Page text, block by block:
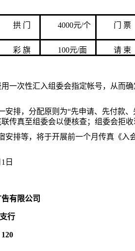
拱 门 4000元/个 门 票
彩 旗 100元/面 请 柬
一次性汇入组委会指定帐号，从而
安排，分配原则为“先申请、先付款
传真至组委会以便核查；组委会拒收
安排等，将于开展前一个月传真《入
日
有限公司
行
120